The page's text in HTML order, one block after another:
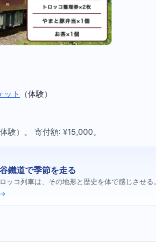
ット
（体験）
験）。 寄付額: ¥15,000。
鐵道で季節を走る
ッコ列車は、その地形と歴史を体で感じさせる。
→